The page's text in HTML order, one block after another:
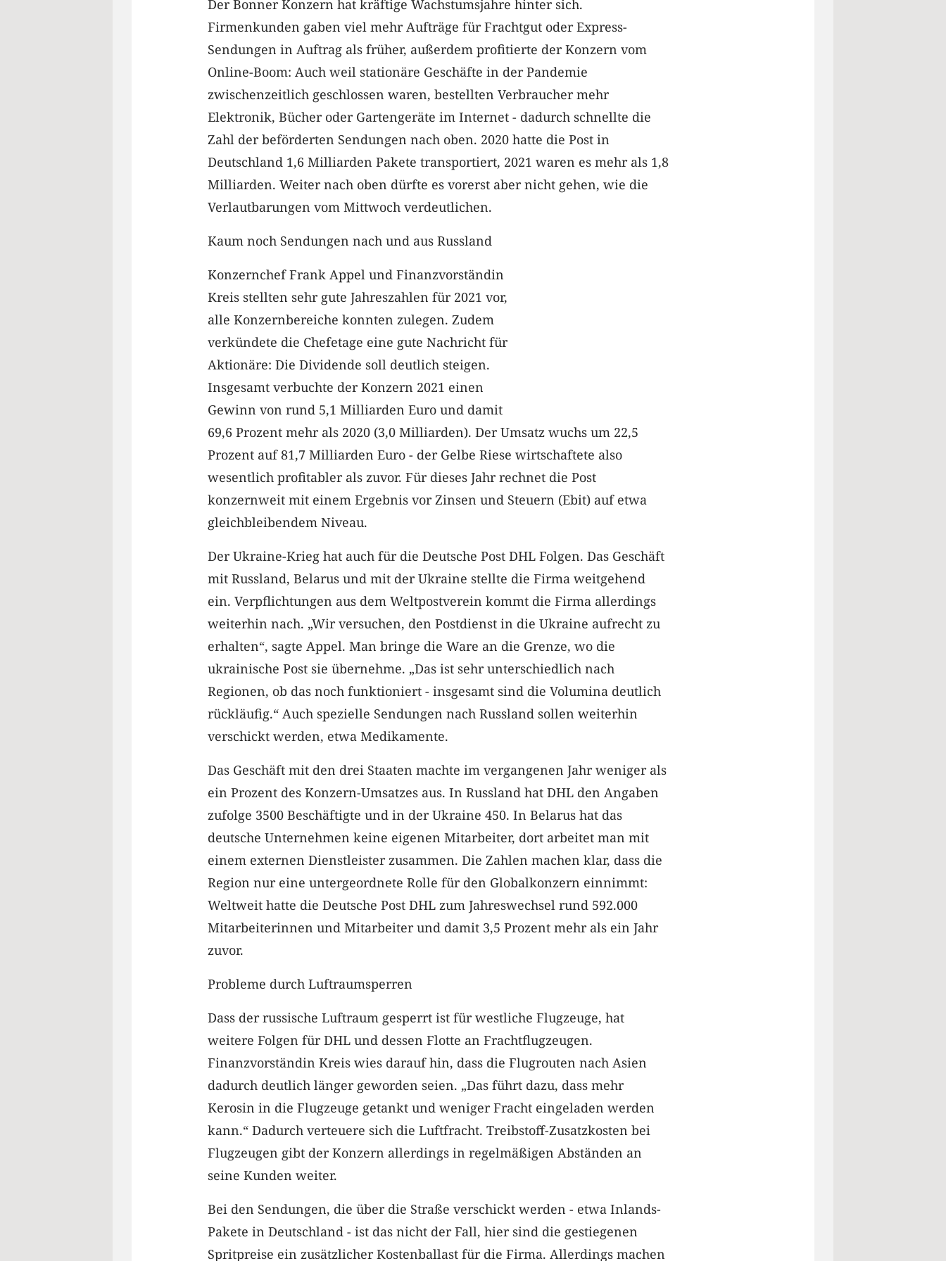
Der Bonner Konzern hat kräftige Wachstumsjahre hinter sich.
Firmenkunden gaben viel mehr Aufträge für Frachtgut oder Express-
Sendungen in Auftrag als früher, außerdem profitierte der Konzern vom
Online-Boom: Auch weil stationäre Geschäfte in der Pandemie
zwischenzeitlich geschlossen waren, bestellten Verbraucher mehr
Elektronik, Bücher oder Gartengeräte im Internet - dadurch schnellte die
Zahl der beförderten Sendungen nach oben. 2020 hatte die Post in
Deutschland 1,6 Milliarden Pakete transportiert, 2021 waren es mehr als 1,8
Milliarden. Weiter nach oben dürfte es vorerst aber nicht gehen, wie die
Verlautbarungen vom Mittwoch verdeutlichen.
Kaum noch Sendungen nach und aus Russland
Konzernchef Frank Appel und Finanzvorständin
Kreis stellten sehr gute Jahreszahlen für 2021 vor,
alle Konzernbereiche konnten zulegen. Zudem
verkündete die Chefetage eine gute Nachricht für
Aktionäre: Die Dividende soll deutlich steigen.
Insgesamt verbuchte der Konzern 2021 einen
Gewinn von rund 5,1 Milliarden Euro und damit
69,6 Prozent mehr als 2020 (3,0 Milliarden). Der Umsatz wuchs um 22,5
Prozent auf 81,7 Milliarden Euro - der Gelbe Riese wirtschaftete also
wesentlich profitabler als zuvor. Für dieses Jahr rechnet die Post
konzernweit mit einem Ergebnis vor Zinsen und Steuern (Ebit) auf etwa
gleichbleibendem Niveau.
Der Ukraine-Krieg hat auch für die Deutsche Post DHL Folgen. Das Geschäft
mit Russland, Belarus und mit der Ukraine stellte die Firma weitgehend
ein. Verpflichtungen aus dem Weltpostverein kommt die Firma allerdings
weiterhin nach. „Wir versuchen, den Postdienst in die Ukraine aufrecht zu
erhalten“, sagte Appel. Man bringe die Ware an die Grenze, wo die
ukrainische Post sie übernehme. „Das ist sehr unterschiedlich nach
Regionen, ob das noch funktioniert - insgesamt sind die Volumina deutlich
rückläufig.“ Auch spezielle Sendungen nach Russland sollen weiterhin
verschickt werden, etwa Medikamente.
Das Geschäft mit den drei Staaten machte im vergangenen Jahr weniger als
ein Prozent des Konzern-Umsatzes aus. In Russland hat DHL den Angaben
zufolge 3500 Beschäftigte und in der Ukraine 450. In Belarus hat das
deutsche Unternehmen keine eigenen Mitarbeiter, dort arbeitet man mit
einem externen Dienstleister zusammen. Die Zahlen machen klar, dass die
Region nur eine untergeordnete Rolle für den Globalkonzern einnimmt:
Weltweit hatte die Deutsche Post DHL zum Jahreswechsel rund 592.000
Mitarbeiterinnen und Mitarbeiter und damit 3,5 Prozent mehr als ein Jahr
zuvor.
Probleme durch Luftraumsperren
Dass der russische Luftraum gesperrt ist für westliche Flugzeuge, hat
weitere Folgen für DHL und dessen Flotte an Frachtflugzeugen.
Finanzvorständin Kreis wies darauf hin, dass die Flugrouten nach Asien
dadurch deutlich länger geworden seien. „Das führt dazu, dass mehr
Kerosin in die Flugzeuge getankt und weniger Fracht eingeladen werden
kann.“ Dadurch verteuere sich die Luftfracht. Treibstoff-Zusatzkosten bei
Flugzeugen gibt der Konzern allerdings in regelmäßigen Abständen an
seine Kunden weiter.
Bei den Sendungen, die über die Straße verschickt werden - etwa Inlands-
Pakete in Deutschland - ist das nicht der Fall, hier sind die gestiegenen
Spritpreise ein zusätzlicher Kostenballast für die Firma. Allerdings machen